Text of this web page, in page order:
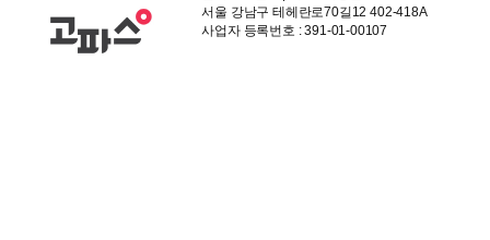
서울 강남구 테헤란로70길12 402-418A
사업자 등록번호 : 391-01-00107